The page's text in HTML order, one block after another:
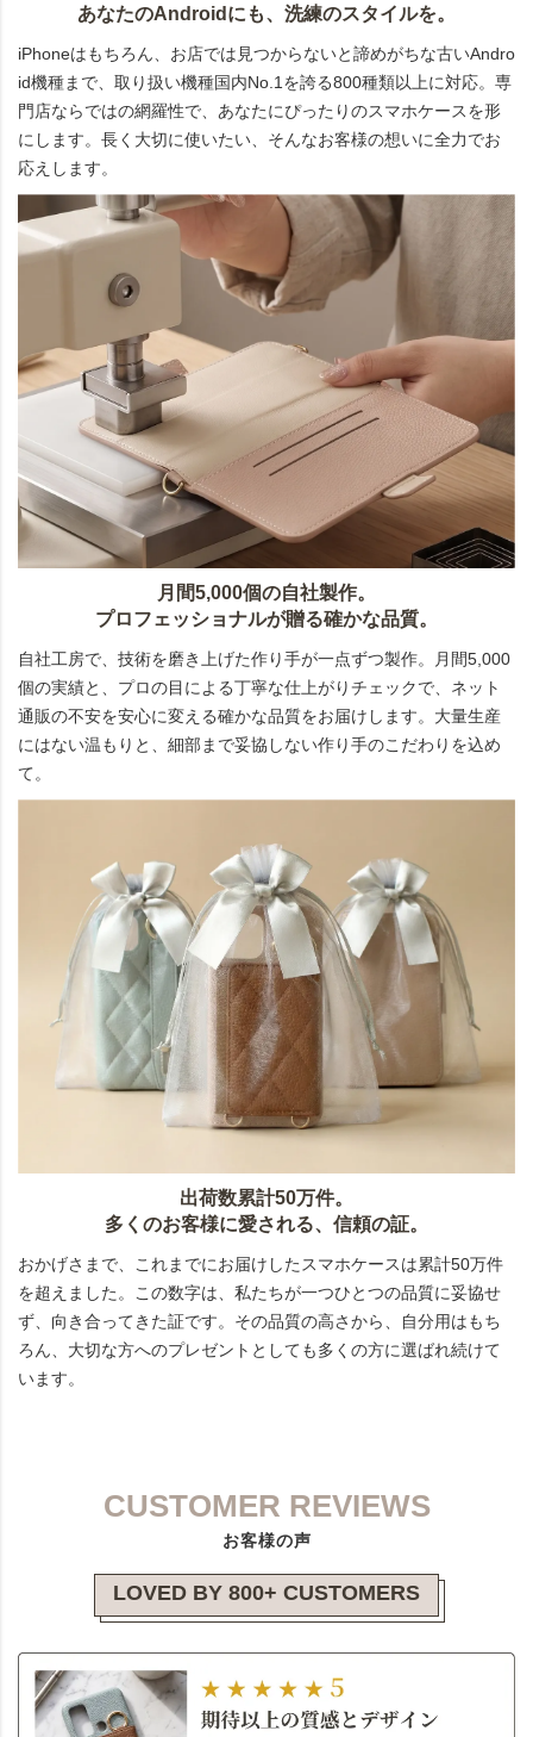
あなたのAndroidにも、洗練のスタイルを。
iPhoneはもちろん、お店では見つからないと諦めがちな古いAndro
id機種まで、取り扱い機種国内No.1を誇る800種類以上に対応。専
門店ならではの網羅性で、あなたにぴったりのスマホケースを形
にします。長く大切に使いたい、そんなお客様の想いに全力でお
応えします。
月間5,000個の自社製作。
プロフェッショナルが贈る確かな品質。
自社工房で、技術を磨き上げた作り手が一点ずつ製作。月間5,000
個の実績と、プロの目による丁寧な仕上がりチェックで、ネット
通販の不安を安心に変える確かな品質をお届けします。大量生産
にはない温もりと、細部まで妥協しない作り手のこだわりを込め
て。
出荷数累計50万件。
多くのお客様に愛される、信頼の証。
おかげさまで、これまでにお届けしたスマホケースは累計50万件
を超えました。この数字は、私たちが一つひとつの品質に妥協せ
ず、向き合ってきた証です。その品質の高さから、自分用はもち
ろん、大切な方へのプレゼントとしても多くの方に選ばれ続けて
います。
CUSTOMER REVIEWS
お客様の声
LOVED BY 800+ CUSTOMERS